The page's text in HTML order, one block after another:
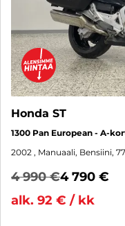
Honda ST
1300 Pan European - A-
2002 , Manuaali, Bensiini,
4 990 €4 790 €
alk. 92 € / kk